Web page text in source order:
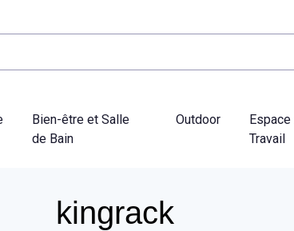
Bien-être et Salle
de Bain
Outdoor
Espace
Travail
kingrack